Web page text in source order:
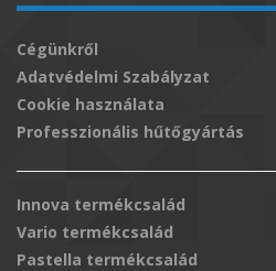
Cégünkről
Adatvédelmi Szabályzat
Cookie használata
Professzionális hűtőgyártás
Innova termékcsalád
Vario termékcsalád
Pastella termékcsalád